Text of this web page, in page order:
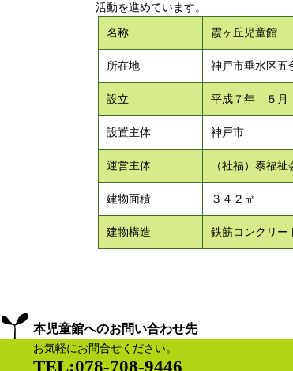
活動を進めています。
名称
霞ヶ丘児童館
所在地 神戸市垂水区五
設立 平成７年 ５月
設置主体 神戸市
運営主体 （社福）泰福祉
建物面積 ３４２㎡
建物構造 鉄筋コンクリー
本児童館へのお問い合わせ先
お気軽にお問合せください。
TEL:078-708-9446